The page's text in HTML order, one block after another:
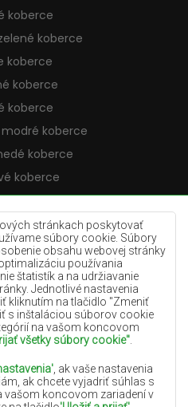
stránkach poskytovať
súbory cookie. Súbory
obsahu webovej stránky
používania
štatistík a na udržiavanie
Jednotlivé nastavenia
kliknutím na tlačidlo "Zmeniť
s inštaláciou súborov cookie
na vašom koncovom
všetky súbory cookie"
, ak vaše nastavenia
ak chcete vyjadriť súhlas s
koncovom zariadení v
koberce
koberce
koberce
koberce
koberce
koberce
koberce
koberce
koberce
koberce
koberce
koberce
koberce
koberce
koberce